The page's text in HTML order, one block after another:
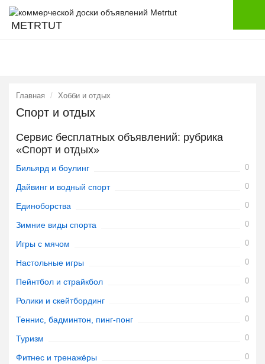
METRTUT
Главная Хобби и отдых
Спорт и отдых
Сервис бесплатных объявлений: рубрика
«Спорт и отдых»
Бильярд и боулинг 0
Дайвинг и водный спорт 0
Единоборства 0
Зимние виды спорта 0
Игры с мячом 0
Настольные игры 0
Пейнтбол и страйкбол 0
Ролики и скейтбординг 0
Теннис, бадминтон, пинг-понг 0
Туризм 0
Фитнес и тренажёры 0